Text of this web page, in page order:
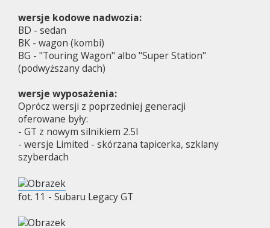
wersje kodowe nadwozia:
BD - sedan
BK - wagon (kombi)
BG - "Touring Wagon" albo "Super Station"
(podwyższany dach)
wersje wyposażenia:
Oprócz wersji z poprzedniej generacji
oferowane były:
- GT z nowym silnikiem 2.5l
- wersje Limited - skórzana tapicerka, szklany
szyberdach
fot. 11 - Subaru Legacy GT